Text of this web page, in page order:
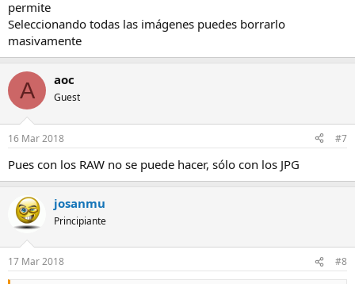
permite
Seleccionando todas las imágenes puedes borrarlo
masivamente
A aoc
Guest
16 Mar 2018 #7
Pues con los RAW no se puede hacer, sólo con los JPG
josanmu
Principiante
17 Mar 2018 #8